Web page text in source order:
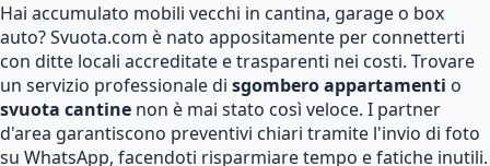
Hai accumulato mobili vecchi in cantina, garage o box
auto? Svuota.com è nato appositamente per connetterti
con ditte locali accreditate e trasparenti nei costi. Trovare
un servizio professionale di sgombero appartamenti o
svuota cantine non è mai stato così veloce. I partner
d'area garantiscono preventivi chiari tramite l'invio di foto
su WhatsApp, facendoti risparmiare tempo e fatiche inutili.